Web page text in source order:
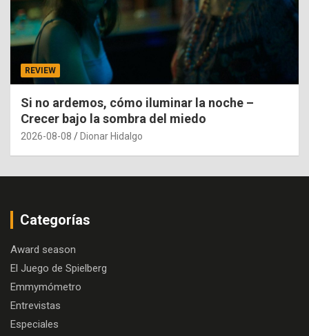
REVIEW
Si no ardemos, cómo iluminar la noche –
Crecer bajo la sombra del miedo
2026-08-08 Dionar Hidalgo
Categorías
Award season
El Juego de Spielberg
Emmymómetro
Entrevistas
Especiales